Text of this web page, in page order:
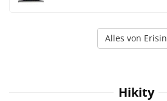
Alles von Erisin
Hikity